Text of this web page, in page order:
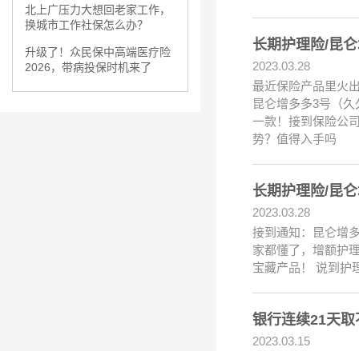
北上广压力大想回老家工作，
换城市工作社保怎么办？
升级了！众民保中高端医疗险
2026，带病投保时机来了
长期护理险/昆
2023.03.28
最近保险产品里火
昆仑增多多3号（
一款！接到保险公
势？值得入手吗
长期护理险/昆
2023.03.28
接到通知：昆仑增
家都懂了，增额护
宝藏产品！ 说到护
银行连续21天
2023.03.15